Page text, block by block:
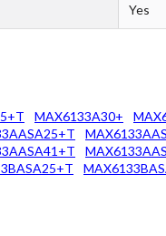
Yes
MAX6133A30+